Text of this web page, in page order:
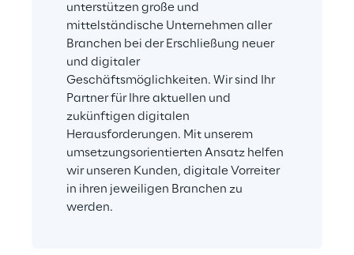
unterstützen große und
mittelständische Unternehmen aller
Branchen bei der Erschließung neuer
und digitaler
Geschäftsmöglichkeiten. Wir sind Ihr
Partner für Ihre aktuellen und
zukünftigen digitalen
Herausforderungen. Mit unserem
umsetzungsorientierten Ansatz helfen
wir unseren Kunden, digitale Vorreiter
in ihren jeweiligen Branchen zu
werden.